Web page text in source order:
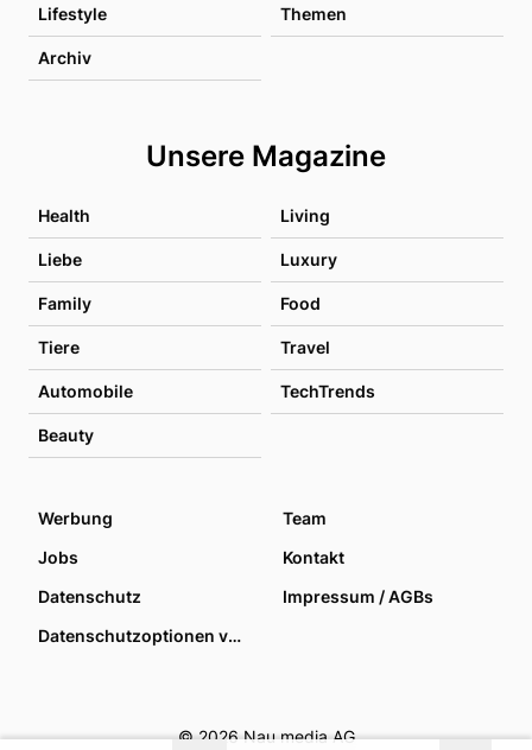
Lifestyle Themen
Archiv
Unsere Magazine
Health Living
Liebe Luxury
Family Food
Tiere Travel
Automobile TechTrends
Beauty
Werbung
Team
Jobs
Kontakt
Datenschutz
Impressum / AGBs
Datenschutzoptionen verwalten
© 2026 Nau media AG